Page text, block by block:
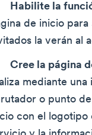
Habilite la
de inicio
la verán al
Cree la página
mediante
o punto
con el logotipo